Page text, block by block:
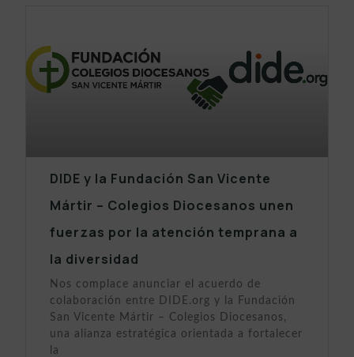
DIDE y la Fundación San Vicente
Mártir – Colegios Diocesanos unen
fuerzas por la atención temprana a
la diversidad
Nos complace anunciar el acuerdo de
colaboración entre DIDE.org y la Fundación
San Vicente Mártir – Colegios Diocesanos,
una alianza estratégica orientada a fortalecer
la